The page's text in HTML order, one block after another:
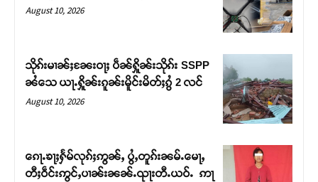
တႃႇႁႂ်ႈသဵင်ၵၢင်ၸႂ်ၵူၼ်းမိူင်း ၵူႈတီႈၵူႈလႅၼ်ပေႃးတေၸွ
တ်ႇ တူဝ်ႈလုမ်ႈၾႃႉၼၼ်ႉ ၶဝ်ႈႁူမ်ႈၵမ်ႉထႅမ် ၸုမ်းၶၢ
ဝ်ႇၽူႈတွႆႇႁွၵ်ႈ လႆႈယူႇၶႃႈဢေႃႈ။
August 10, 2026
သိုၵ်းမၢၼ်ႈၼႄးဝႃႈ ပဵၼ်ႁိူၼ်းသိုၵ်း SSPP
ၼႆသေ ယႃႉႁိူၼ်းၵူၼ်းမိူင်းမိတ်ႈၵွႆ 2 လင်
August 10, 2026
ၵေႃႉၶႃႈႁႅမ်လုၵ်ႈဢွၼ်ႇ ပွႆႇတူၵ်းၼမ်ႉမေႃႇ
တီႈဝဵင်းဢွင်ႇပၢၼ်းၼၼ်ႉၺႃးတီႉယဝ်ႉ ဢႃ